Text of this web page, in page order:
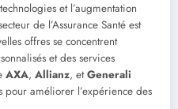
et l’augmentation
de l’Assurance Santé est
offres se concentrent
et des services
AXA, Allianz, etGenerali
pour améliorer l’expérience des